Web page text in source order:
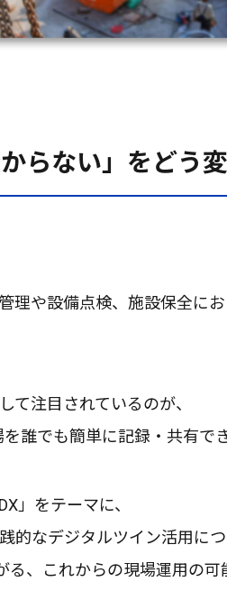
らない」をどう
理や設備点検、施設保全に
て注目されているのが、
誰でも簡単に記録・共有で
」をテーマに、
的なデジタルツイン活用に
、これからの現場運用の可